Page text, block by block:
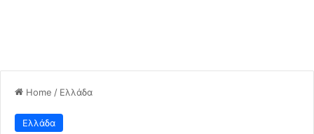
Home / Ελλάδα
Ελλάδα